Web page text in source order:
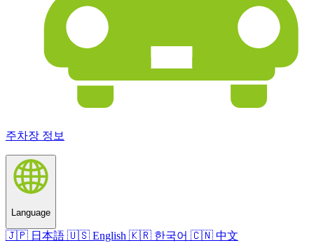
주차장 정보
Language
🇯🇵 日本語 🇺🇸 English 🇰🇷 한국어 🇨🇳 中文